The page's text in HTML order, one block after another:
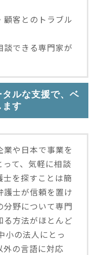
顧客とのトラブル
談できる専門家が
ルな支援で、ベ
ます
や日本で事業を
て、気軽に相談
士を探すことは簡
士が信頼を置け
分野について専門
る方法がほとんど
小の法人にとっ
外の言語に対応